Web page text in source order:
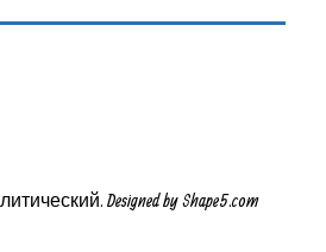
Designed by Shape5.com